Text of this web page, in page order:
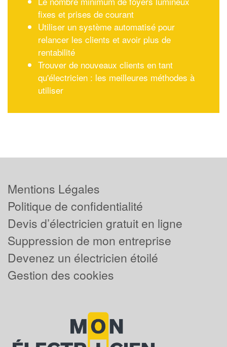
fixes et prises de courant
Utiliser un système automatisé pour
relancer les clients et avoir plus de
rentabilité
Trouver de nouveaux clients en tant
qu'électricien : les meilleures méthodes à
utiliser
Mentions Légales
Politique de confidentialité
Devis d’électricien gratuit en ligne
Suppression de mon entreprise
Devenez un électricien étoilé
Gestion des cookies